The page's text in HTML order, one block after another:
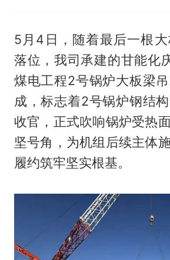
5月4日，随着最后一根
落位，我司承建的甘能化
煤电工程2号锅炉大板梁
成，标志着2号锅炉钢结
收官，正式吹响锅炉受热
坚号角，为机组后续主体
履约筑牢坚实根基。